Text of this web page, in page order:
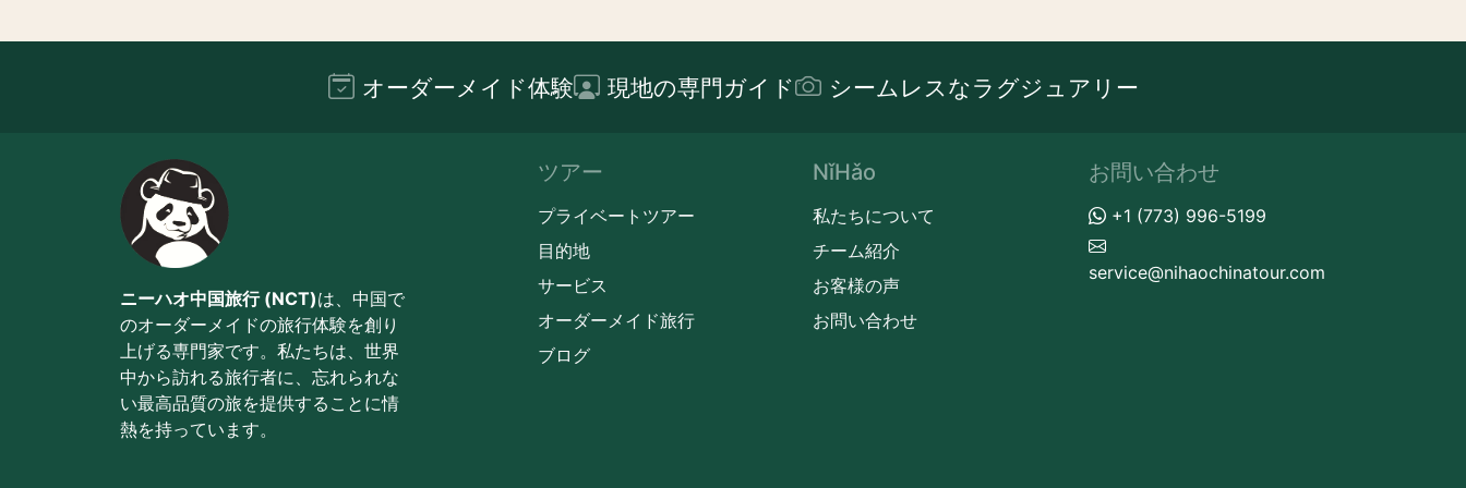
オーダーメイド体験 現地の専門ガイド シームレスなラグジュアリー
ニーハオ中国旅行 (NCT)は、中国で
のオーダーメイドの旅行体験を創り
上げる専門家です。私たちは、世界
中から訪れる旅行者に、忘れられな
い最高品質の旅を提供することに情
熱を持っています。
ツアー
プライベートツアー
目的地
サービス
オーダーメイド旅行
ブログ
NǐHǎo
私たちについて
チーム紹介
お客様の声
お問い合わせ
お問い合わせ
+1 (773) 996-5199
service@nihaochinatour.com